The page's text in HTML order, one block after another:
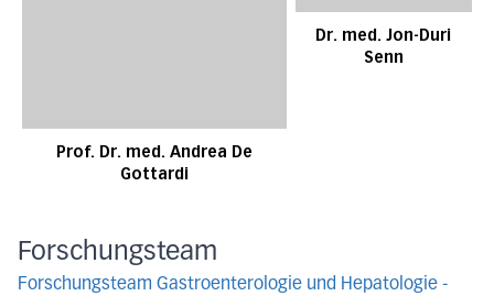
Prof. Dr. med. Andrea De
Gottardi
Dr. med. Jon-Duri
Senn
Forschungsteam
Forschungsteam Gastroenterologie und ​Hepatologie -